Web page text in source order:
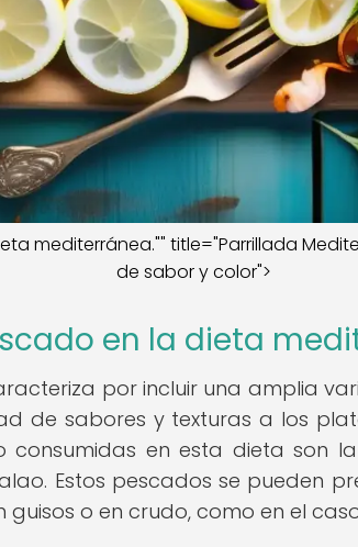
mediterránea."" title="Parrillada
de sabor y color">
en la dieta
por incluir una amplia
de sabores y texturas a los
consumidas en esta dieta son
Estos pescados se pueden
guisos o en crudo, como en el